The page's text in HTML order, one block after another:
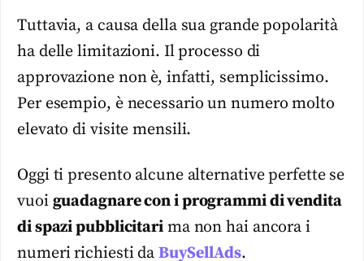
Tuttavia, a causa della sua grande popolarità
ha delle limitazioni. Il processo di
approvazione non è, infatti, semplicissimo.
Per esempio, è necessario un numero molto
elevato di visite mensili.
Oggi ti presento alcune alternative perfette se
vuoi guadagnare con i programmi di vendita
di spazi pubblicitarima non hai ancora i
numeri richiesti da BuySellAds.